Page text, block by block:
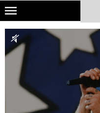
Skip
main
content
NATIONAL GEOGRAPHIC
TRAVELER
PODCASTY